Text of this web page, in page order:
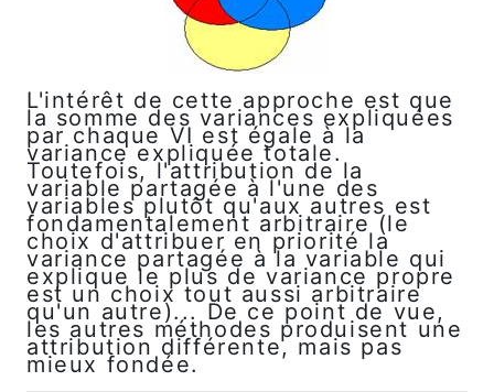
L'intérêt de cette approche est que
la somme des variances expliquées
par chaque VI est égale à la
variance expliquée totale.
Toutefois, l'attribution de la
variable partagée à l'une des
variables plutôt qu'aux autres est
fondamentalement arbitraire (le
choix d'attribuer en priorité la
variance partagée à la variable qui
explique le plus de variance propre
est un choix tout aussi arbitraire
qu'un autre)... De ce point de vue,
les autres méthodes produisent une
attribution différente, mais pas
mieux fondée.